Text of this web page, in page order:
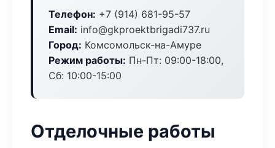
Телефон: +7 (914) 681-95-57
Email: info@gkproektbrigadi737.ru
Город: Комсомольск-на-Амуре
Режим работы: Пн-Пт: 09:00-18:00,
Сб: 10:00-15:00
Отделочные работы